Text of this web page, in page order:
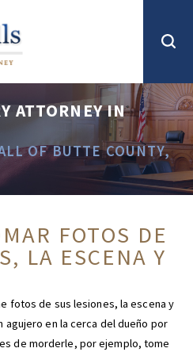
ATTORNEY IN
OF BUTTE COUNTY,
FOTOS DE
LA ESCENA Y
fotos de sus lesiones, la escena y
agujero en la cerca del dueño por
de morderle, por ejemplo, tome